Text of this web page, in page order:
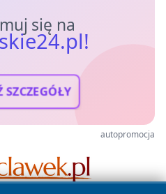
się na
SZCZEGÓŁY
autopromocja